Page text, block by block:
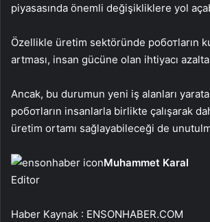
piyasasında önemli değişikliklere yol
Özellikle üretim sektöründe роботların
artması, insan gücüne olan ihtiyacı
Ancak, bu durumun yeni iş alanları
роботların insanlarla birlikte çalışarak
üretim ortamı sağlayabileceği de
Muhammet Karal
Editor
Haber Kaynak : ENSONHABER.COM